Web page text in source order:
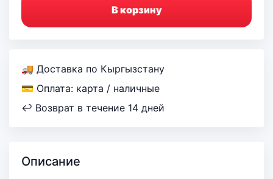
В корзину
🚚 Доставка по Кыргызстану
💳 Оплата: карта / наличные
↩ Возврат в течение 14 дней
Описание